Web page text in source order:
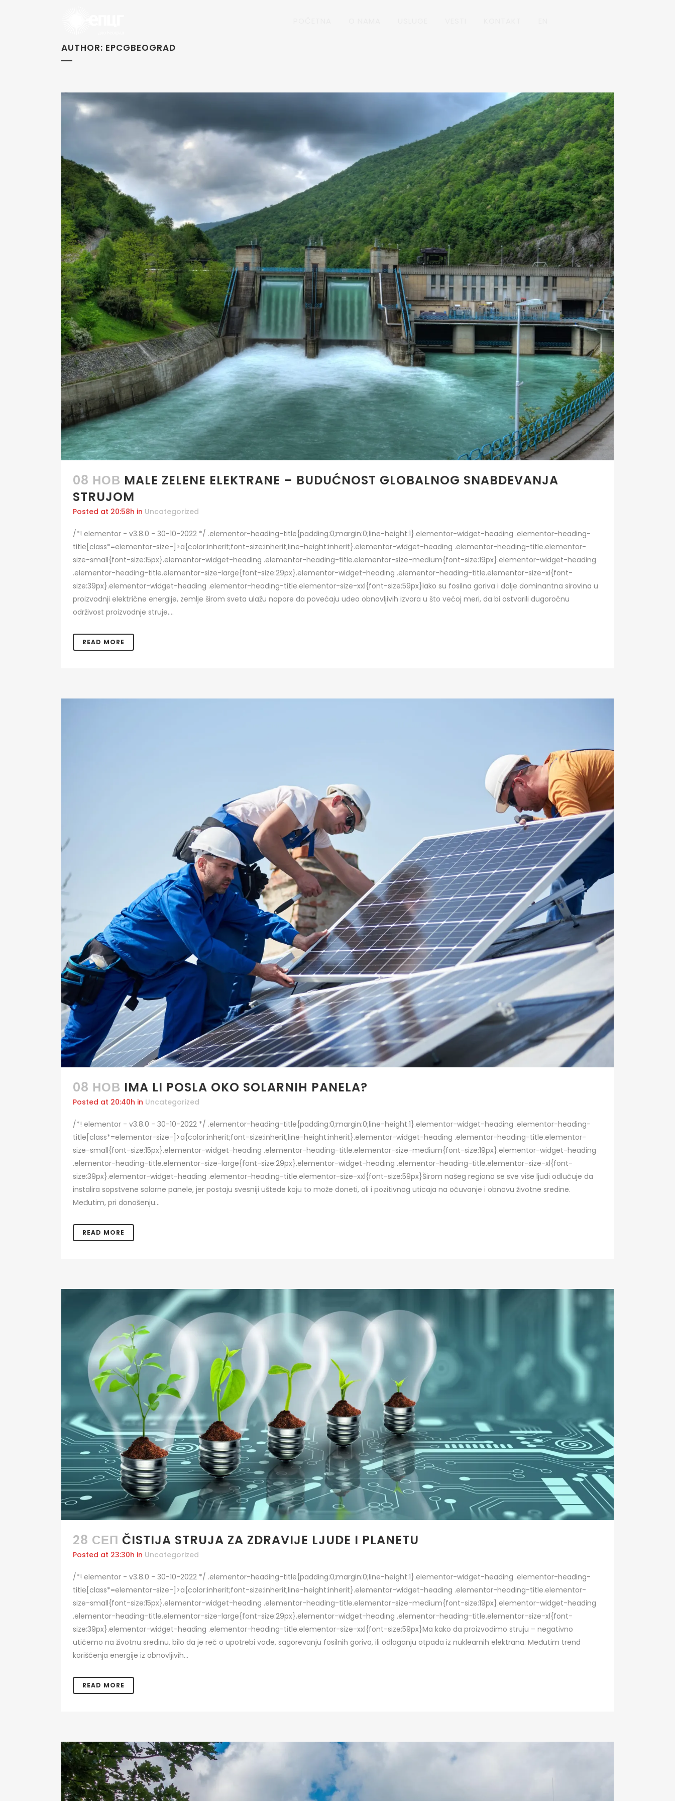
AUTHOR: EPCGBEOGRAD
08 НОВ MALE ZELENE ELEKTRANE – BUDUĆNOST GLOBALNOG SNABDEVANJA
STRUJOM
Posted at 20:58h in Uncategorized
/*! elementor - v3.8.0 - 30-10-2022 */ .elementor-heading-title{padding:0;margin:0;line-height:1}.elementor-widget-heading .elementor-heading-
title[class*=elementor-size-]>a{color:inherit;font-size:inherit;line-height:inherit}.elementor-widget-heading .elementor-heading-title.elementor-
size-small{font-size:15px}.elementor-widget-heading .elementor-heading-title.elementor-size-medium{font-size:19px}.elementor-widget-heading
.elementor-heading-title.elementor-size-large{font-size:29px}.elementor-widget-heading .elementor-heading-title.elementor-size-xl{font-
size:39px}.elementor-widget-heading .elementor-heading-title.elementor-size-xxl{font-size:59px}Iako su fosilna goriva i dalje dominantna sirovina u
proizvodnji električne energije, zemlje širom sveta ulažu napore da povećaju udeo obnovljivih izvora u što većoj meri, da bi ostvarili dugoročnu
održivost proizvodnje struje,...
READ MORE
08 НОВ IMA LI POSLA OKO SOLARNIH PANELA?
Posted at 20:40h in Uncategorized
/*! elementor - v3.8.0 - 30-10-2022 */ .elementor-heading-title{padding:0;margin:0;line-height:1}.elementor-widget-heading .elementor-heading-
title[class*=elementor-size-]>a{color:inherit;font-size:inherit;line-height:inherit}.elementor-widget-heading .elementor-heading-title.elementor-
size-small{font-size:15px}.elementor-widget-heading .elementor-heading-title.elementor-size-medium{font-size:19px}.elementor-widget-heading
.elementor-heading-title.elementor-size-large{font-size:29px}.elementor-widget-heading .elementor-heading-title.elementor-size-xl{font-
size:39px}.elementor-widget-heading .elementor-heading-title.elementor-size-xxl{font-size:59px}Širom našeg regiona se sve više ljudi odlučuje da
instalira sopstvene solarne panele, jer postaju svesniji uštede koju to može doneti, ali i pozitivnog uticaja na očuvanje i obnovu životne sredine.
Međutim, pri donošenju...
READ MORE
28 СЕП ČISTIJA STRUJA ZA ZDRAVIJE LJUDE I PLANETU
Posted at 23:30h in Uncategorized
/*! elementor - v3.8.0 - 30-10-2022 */ .elementor-heading-title{padding:0;margin:0;line-height:1}.elementor-widget-heading .elementor-heading-
title[class*=elementor-size-]>a{color:inherit;font-size:inherit;line-height:inherit}.elementor-widget-heading .elementor-heading-title.elementor-
size-small{font-size:15px}.elementor-widget-heading .elementor-heading-title.elementor-size-medium{font-size:19px}.elementor-widget-heading
.elementor-heading-title.elementor-size-large{font-size:29px}.elementor-widget-heading .elementor-heading-title.elementor-size-xl{font-
size:39px}.elementor-widget-heading .elementor-heading-title.elementor-size-xxl{font-size:59px}Ma kako da proizvodimo struju – negativno
utičemo na životnu sredinu, bilo da je reč o upotrebi vode, sagorevanju fosilnih goriva, ili odlaganju otpada iz nuklearnih elektrana. Međutim trend
korišćenja energije iz obnovljivih...
READ MORE